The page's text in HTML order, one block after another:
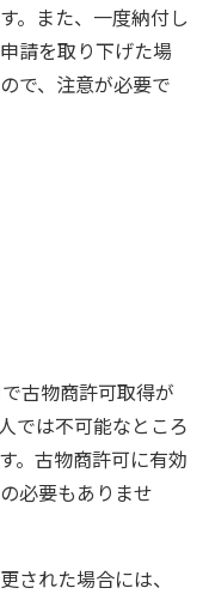
。また、一度納付し
請を取り下げた場
で、注意が必要で
古物商許可取得が
では不可能なところ
。古物商許可に有効
必要もありませ
された場合には、